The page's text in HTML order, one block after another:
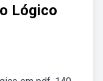
Lógico